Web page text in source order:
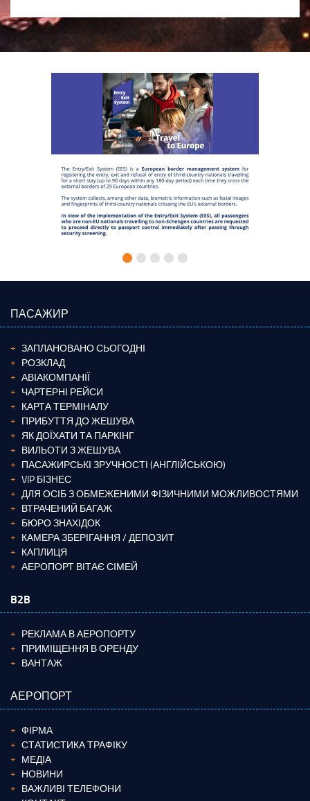
ПАСАЖИР
ЗАПЛАНОВАНО СЬОГОДНІ
РОЗКЛАД
АВІАКОМПАНІЇ
ЧАРТЕРНІ РЕЙСИ
КАРТА ТЕРМІНАЛУ
ПРИБУТТЯ ДО ЖЕШУВА
ЯК ДОЇХАТИ ТА ПАРКІНГ
ВИЛЬОТИ З ЖЕШУВА
ПАСАЖИРСЬКІ ЗРУЧНОСТІ (АНГЛІЙСЬКОЮ)
VIP БІЗНЕС
ДЛЯ ОСІБ З ОБМЕЖЕНИМИ ФІЗИЧНИМИ МОЖЛИВОСТЯМИ
ВТРАЧЕНИЙ БАГАЖ
БЮРО ЗНАХІДОК
КАМЕРА ЗБЕРІГАННЯ / ДЕПОЗИТ
КАПЛИЦЯ
АЕРОПОРТ ВІТАЄ СІМЕЙ
B2B
РЕКЛАМА В АЕРОПОРТУ
ПРИМІЩЕННЯ В ОРЕНДУ
ВАНТАЖ
АЕРОПОРТ
ФІРМА
СТАТИСТИКА ТРАФІКУ
МЕДІА
НОВИНИ
ВАЖЛИВІ ТЕЛЕФОНИ